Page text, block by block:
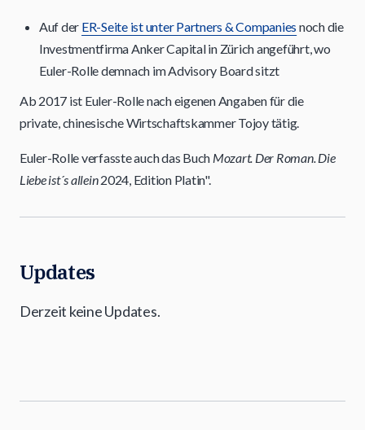
Auf der ER-Seite ist unter Partners & Companies noch die
Investmentfirma Anker Capital in Zürich angeführt, wo
Euler-Rolle demnach im Advisory Board sitzt
Ab 2017 ist Euler-Rolle nach eigenen Angaben für die
private, chinesische Wirtschaftskammer Tojoy tätig.
Euler-Rolle verfasste auch das Buch Mozart. Der Roman. Die
Liebe ist´s allein2024, Edition Platin".
Updates
Derzeit keine Updates.